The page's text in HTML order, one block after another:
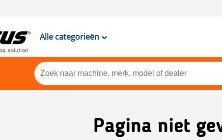
Alle categorieën
Pagina niet